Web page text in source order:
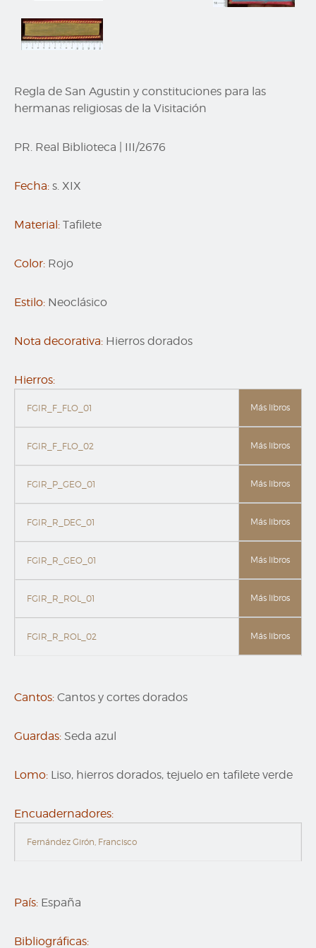
Regla de San Agustin y constituciones para las
hermanas religiosas de la Visitación
PR. Real Biblioteca III/2676
Fecha: s. XIX
Material: Tafilete
Color: Rojo
Estilo: Neoclásico
Nota decorativa: Hierros dorados
Hierros:
FGIR_F_FLO_01 Más libros
FGIR_F_FLO_02 Más libros
FGIR_P_GEO_01 Más libros
FGIR_R_DEC_01 Más libros
FGIR_R_GEO_01 Más libros
FGIR_R_ROL_01 Más libros
FGIR_R_ROL_02 Más libros
Cantos: Cantos y cortes dorados
Guardas: Seda azul
Lomo: Liso, hierros dorados, tejuelo en tafilete verde
Encuadernadores:
Fernández Girón, Francisco
País: España
Bibliográficas: